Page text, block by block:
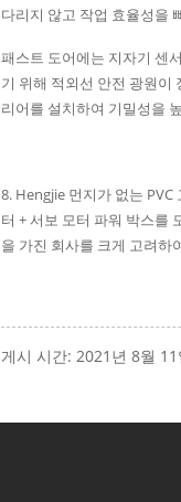
다리지 않고 작업 효율성을
패스트 도어에는 지자기 센
기 위해 적외선 안전 광원이
리어를 설치하여 기밀성을
8. Hengjie 먼지가 없는
터 + 서보 모터 파워 박스를
을 가진 회사를 크게 고려하
게시 시간: 2021년 8월 11